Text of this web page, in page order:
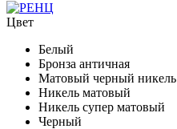
Цвет
Белый
Бронза античная
Матовый черный никель
Никель матовый
Никель супер матовый
Черный